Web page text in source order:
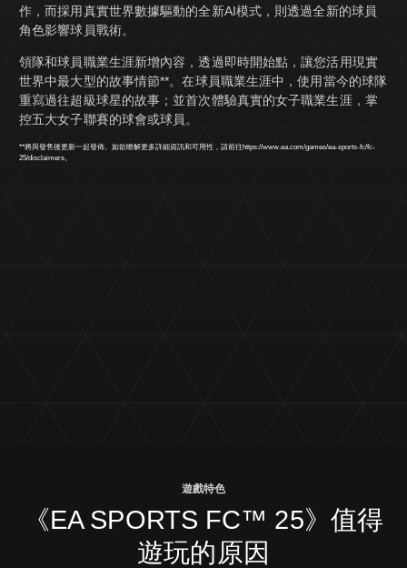
作，而採用真實世界數據驅動的全新AI模式，則透過全新的球員
角色影響球員戰術。
領隊和球員職業生涯新增內容，透過即時開始點，讓您活用現實
世界中最大型的故事情節**。在球員職業生涯中，使用當今的球隊
重寫過往超級球星的故事；並首次體驗真實的女子職業生涯，掌
控五大女子聯賽的球會或球員。
**將與發售後更新一起發佈。如欲瞭解更多詳細資訊和可用性，請前往https://www.ea.com/games/ea-sports-fc/fc-
25/disclaimers。
遊戲特色
《EA SPORTS FC™ 25》值得
遊玩的原因